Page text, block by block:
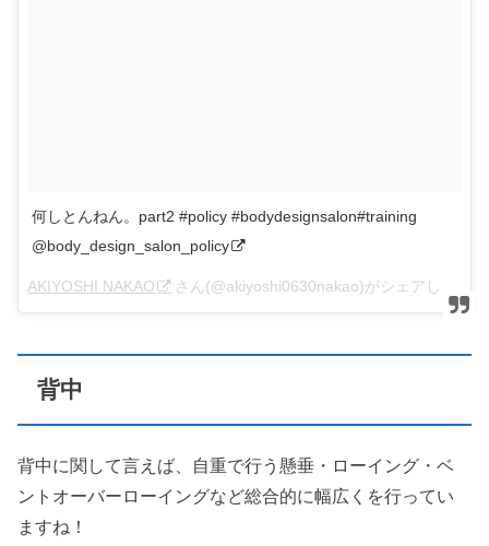
何しとんねん。part2 #policy #bodydesignsalon#training
@body_design_salon_policy
AKIYOSHI NAKAO さん(@akiyoshi0630nakao)がシェアした投稿 –
背中
背中に関して言えば、自重で行う懸垂・ローイング・ベ
ントオーバーローイングなど総合的に幅広くを行ってい
ますね！